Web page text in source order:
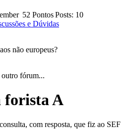
52 PontosPosts: 10
e Dúvidas
não europeus?
outro fórum...
forista A
com resposta, que fiz ao SEF